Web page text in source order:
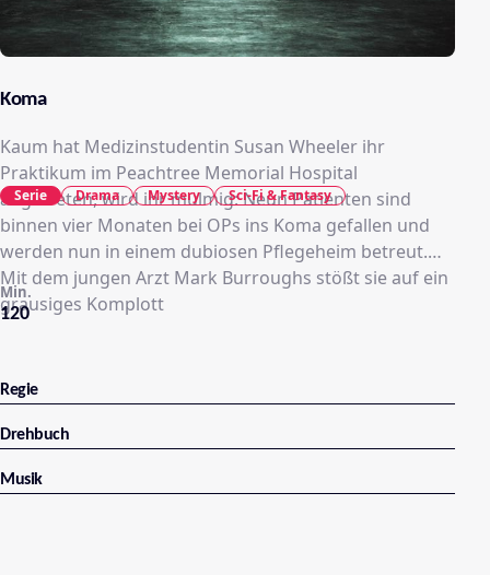
Koma
Kaum hat Medizinstudentin Susan Wheeler ihr
Praktikum im Peachtree Memorial Hospital
angetreten, wird ihr mulmig: Neun Patienten sind
binnen vier Monaten bei OPs ins Koma gefallen und
werden nun in einem dubiosen Pflegeheim betreut.
Mit dem jungen Arzt Mark Burroughs stößt sie auf ein
grausiges Komplott
120
Min.
Serie Drama Mystery Sci-Fi & Fantasy
Regie
Drehbuch
Musik